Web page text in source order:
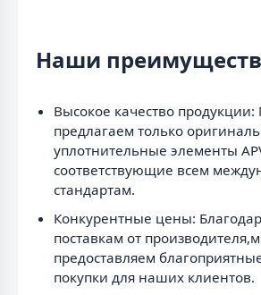
Наши
Высокое качество
предлагаем только
уплотнительные элементы
соответствующие всем
стандартам.
Конкурентные цены:
поставкам от
предоставляем
покупки для наших клиентов.